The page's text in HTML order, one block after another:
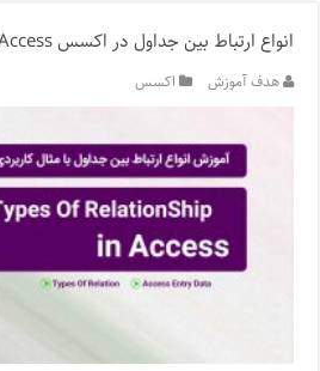
انواع ارتباط بین جداول در اکسس Access
هدف آموزش اکسس